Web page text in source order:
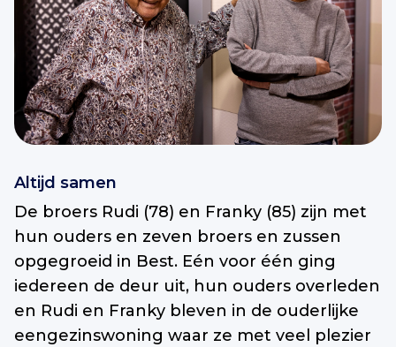
Altijd samen
De broers Rudi (78) en Franky (85) zijn met
hun ouders en zeven broers en zussen
opgegroeid in Best. Eén voor één ging
iedereen de deur uit, hun ouders overleden
en Rudi en Franky bleven in de ouderlijke
eengezinswoning waar ze met veel plezier